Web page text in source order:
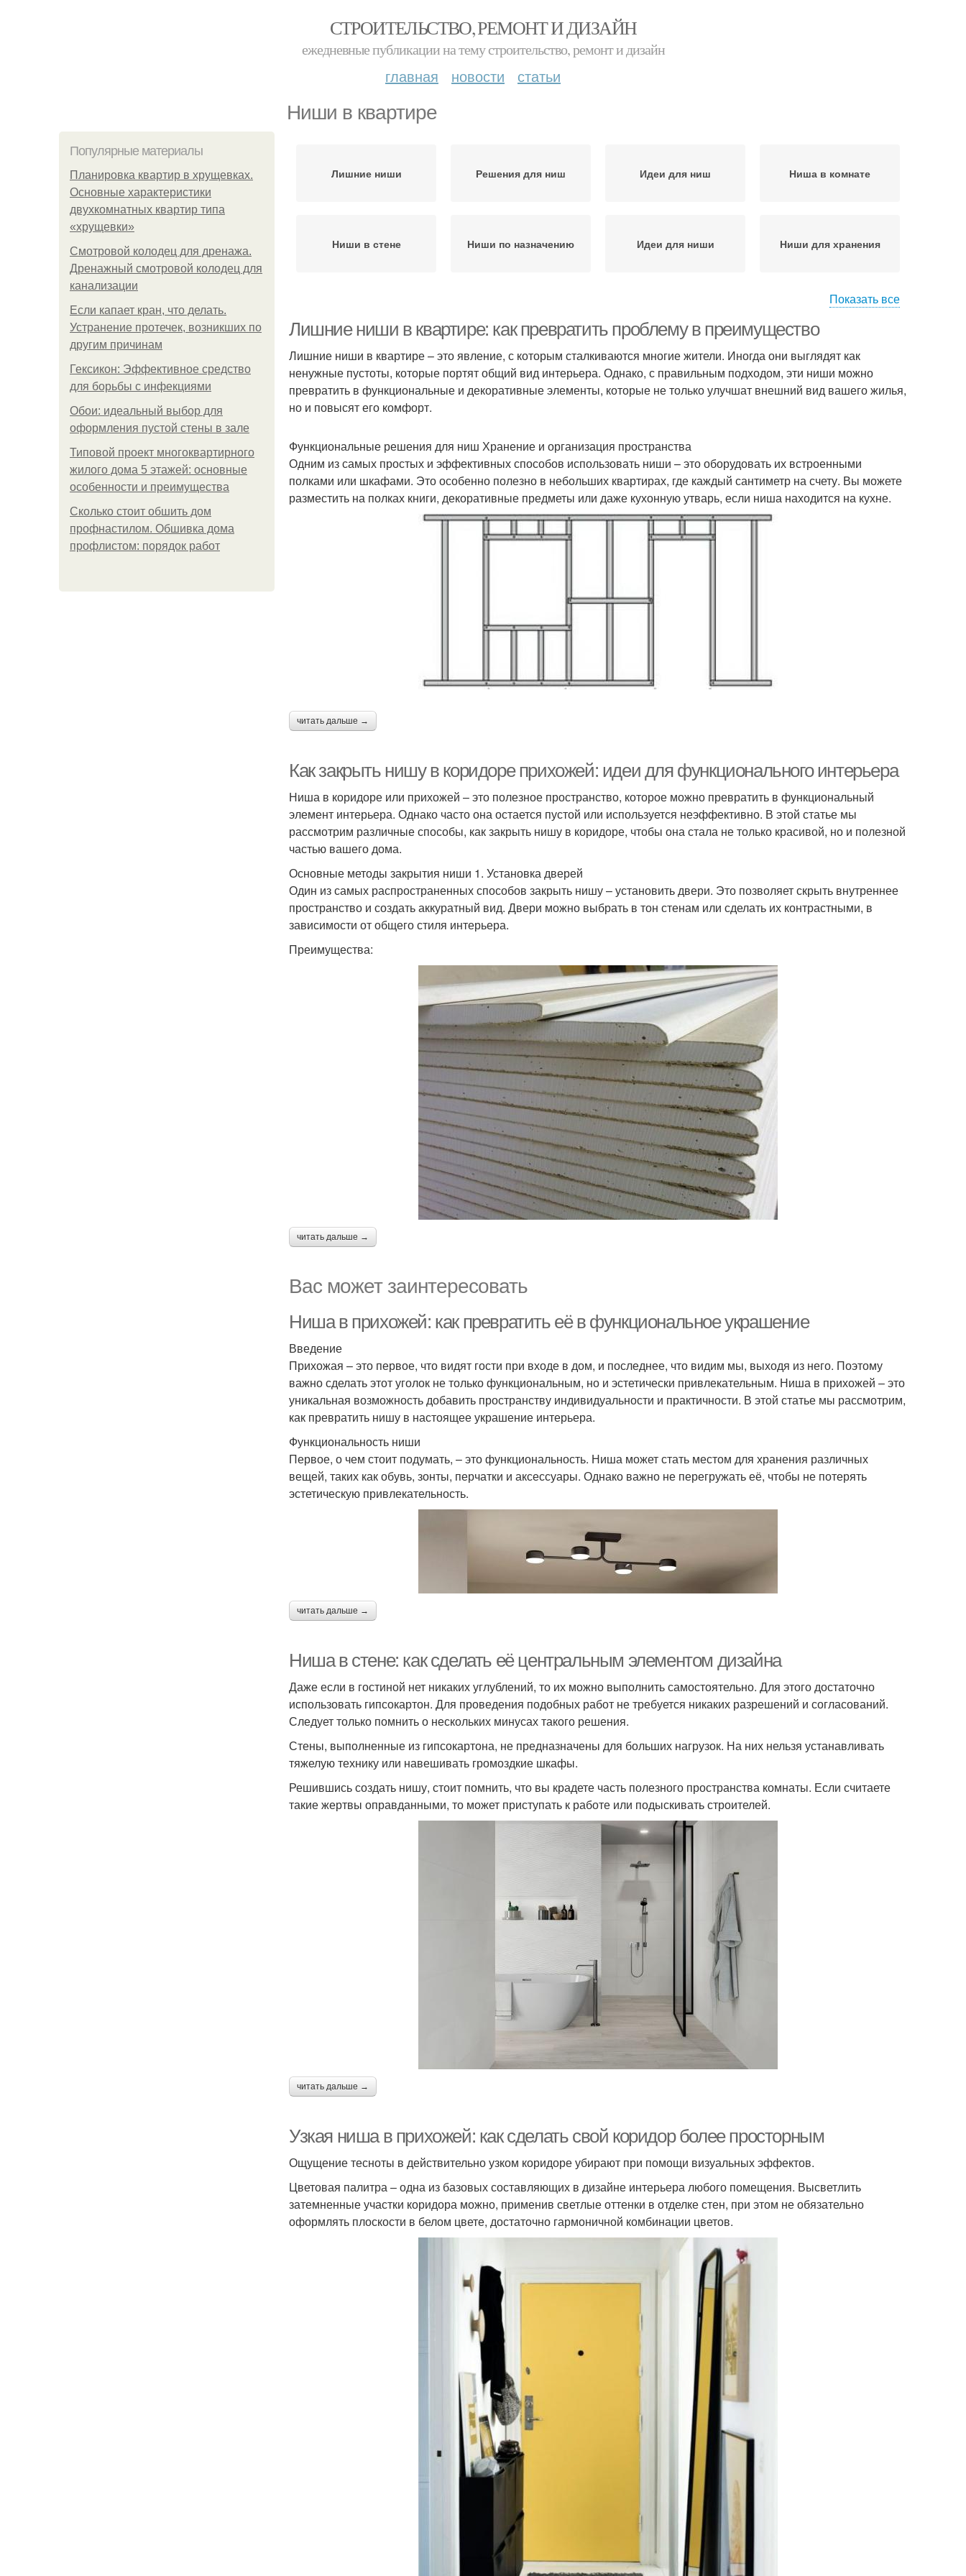
СТРОИТЕЛЬСТВО, РЕМОНТ И ДИЗАЙН
ежедневные публикации на тему строительство, ремонт и дизайн
главная новости статьи
Ниши в квартире
Популярные материалы
Планировка квартир в хрущевках.
Основные характеристики
двухкомнатных квартир типа
«хрущевки»
Смотровой колодец для дренажа.
Дренажный смотровой колодец для
канализации
Если капает кран, что делать.
Устранение протечек, возникших по
другим причинам
Гексикон: Эффективное средство
для борьбы с инфекциями
Обои: идеальный выбор для
оформления пустой стены в зале
Типовой проект многоквартирного
жилого дома 5 этажей: основные
особенности и преимущества
Сколько стоит обшить дом
профнастилом. Обшивка дома
профлистом: порядок работ
Лишние ниши Решения для ниш Идеи для ниш Ниша в комнате
Ниши в стене Ниши по назначению Идеи для ниши Ниши для хранения
Показать все
Лишние ниши в квартире: как превратить проблему в преимущество
Лишние ниши в квартире – это явление, с которым сталкиваются многие жители. Иногда они выглядят как
ненужные пустоты, которые портят общий вид интерьера. Однако, с правильным подходом, эти ниши можно
превратить в функциональные и декоративные элементы, которые не только улучшат внешний вид вашего жилья,
но и повысят его комфорт.
Функциональные решения для ниш Хранение и организация пространства
Одним из самых простых и эффективных способов использовать ниши – это оборудовать их встроенными
полками или шкафами. Это особенно полезно в небольших квартирах, где каждый сантиметр на счету. Вы можете
разместить на полках книги, декоративные предметы или даже кухонную утварь, если ниша находится на кухне.
читать дальше →
Как закрыть нишу в коридоре прихожей: идеи для функционального интерьера
Ниша в коридоре или прихожей – это полезное пространство, которое можно превратить в функциональный
элемент интерьера. Однако часто она остается пустой или используется неэффективно. В этой статье мы
рассмотрим различные способы, как закрыть нишу в коридоре, чтобы она стала не только красивой, но и полезной
частью вашего дома.
Основные методы закрытия ниши 1. Установка дверей
Один из самых распространенных способов закрыть нишу – установить двери. Это позволяет скрыть внутреннее
пространство и создать аккуратный вид. Двери можно выбрать в тон стенам или сделать их контрастными, в
зависимости от общего стиля интерьера.
Преимущества:
читать дальше →
Вас может заинтересовать
Ниша в прихожей: как превратить её в функциональное украшение
Введение
Прихожая – это первое, что видят гости при входе в дом, и последнее, что видим мы, выходя из него. Поэтому
важно сделать этот уголок не только функциональным, но и эстетически привлекательным. Ниша в прихожей – это
уникальная возможность добавить пространству индивидуальности и практичности. В этой статье мы рассмотрим,
как превратить нишу в настоящее украшение интерьера.
Функциональность ниши
Первое, о чем стоит подумать, – это функциональность. Ниша может стать местом для хранения различных
вещей, таких как обувь, зонты, перчатки и аксессуары. Однако важно не перегружать её, чтобы не потерять
эстетическую привлекательность.
читать дальше →
Ниша в стене: как сделать её центральным элементом дизайна
Даже если в гостиной нет никаких углублений, то их можно выполнить самостоятельно. Для этого достаточно
использовать гипсокартон. Для проведения подобных работ не требуется никаких разрешений и согласований.
Следует только помнить о нескольких минусах такого решения.
Стены, выполненные из гипсокартона, не предназначены для больших нагрузок. На них нельзя устанавливать
тяжелую технику или навешивать громоздкие шкафы.
Решившись создать нишу, стоит помнить, что вы крадете часть полезного пространства комнаты. Если считаете
такие жертвы оправданными, то может приступать к работе или подыскивать строителей.
читать дальше →
Узкая ниша в прихожей: как сделать свой коридор более просторным
Ощущение тесноты в действительно узком коридоре убирают при помощи визуальных эффектов.
Цветовая палитра – одна из базовых составляющих в дизайне интерьера любого помещения. Высветлить
затемненные участки коридора можно, применив светлые оттенки в отделке стен, при этом не обязательно
оформлять плоскости в белом цвете, достаточно гармоничной комбинации цветов.